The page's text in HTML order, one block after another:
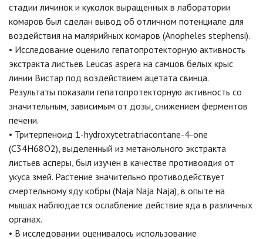
стадии личинок и куколок выращенных в лаборатории
комаров был сделан вывод об отличном потенциале для
воздействия на малярийных комаров (Anopheles stephensi).
• Исследование оценило гепатопротекторную активность
экстракта листьев Leucas aspera на самцов белых крыс
линии Вистар под воздействием ацетата свинца.
Результаты показали гепатопротекторную активность со
значительным, зависимым от дозы, снижением ферментов
печени.
• Тритерпеноид 1-hydroxytetratriacontane-4-one
(C34H68O2), выделенный из метанольного экстракта
листьев асперы, был изучен в качестве противоядия от
укуса змей. Растение значительно противодействует
смертельному яду кобры (Naja Naja Naja), в опыте на
мышах наблюдается ослабление действие яда в различных
органах.
• В исследовании оценивалось использование